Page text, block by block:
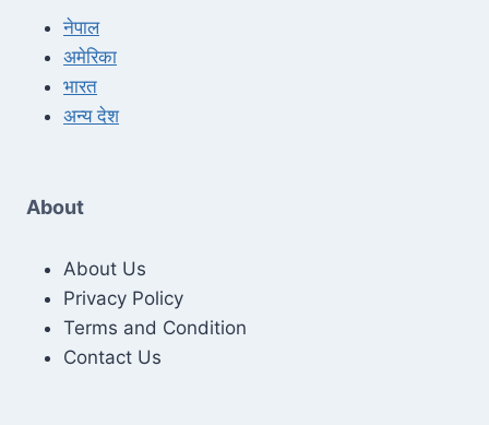
नेपाल
अमेरिका
भारत
अन्य देश
About
About Us
Privacy Policy
Terms and Condition
Contact Us